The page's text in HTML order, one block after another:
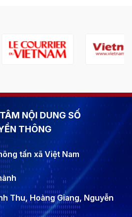
NỘI DUNG SỐ
THÔNG
tấn xã Việt Nam
Thu, Hoàng Giang, Nguyễn